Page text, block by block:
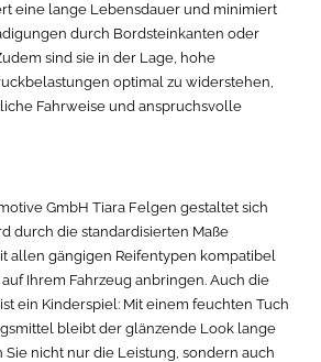
eine lange Lebensdauer und minimiert
durch Bordsteinkanten oder
sind sie in der Lage, hohe
optimal zu widerstehen,
Fahrweise und anspruchsvolle
GmbH Tiara Felgen gestaltet sich
durch die standardisierten Maße
allen gängigen Reifentypen kompatibel
Ihrem Fahrzeug anbringen. Auch die
ein Kinderspiel: Mit einem feuchten Tuch
bleibt der glänzende Look lange
Sie nicht nur die Leistung, sondern auch